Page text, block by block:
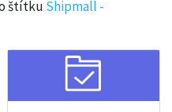
štítku Shipmall -